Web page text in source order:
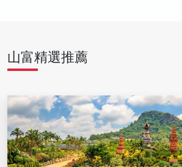
山富精選推薦